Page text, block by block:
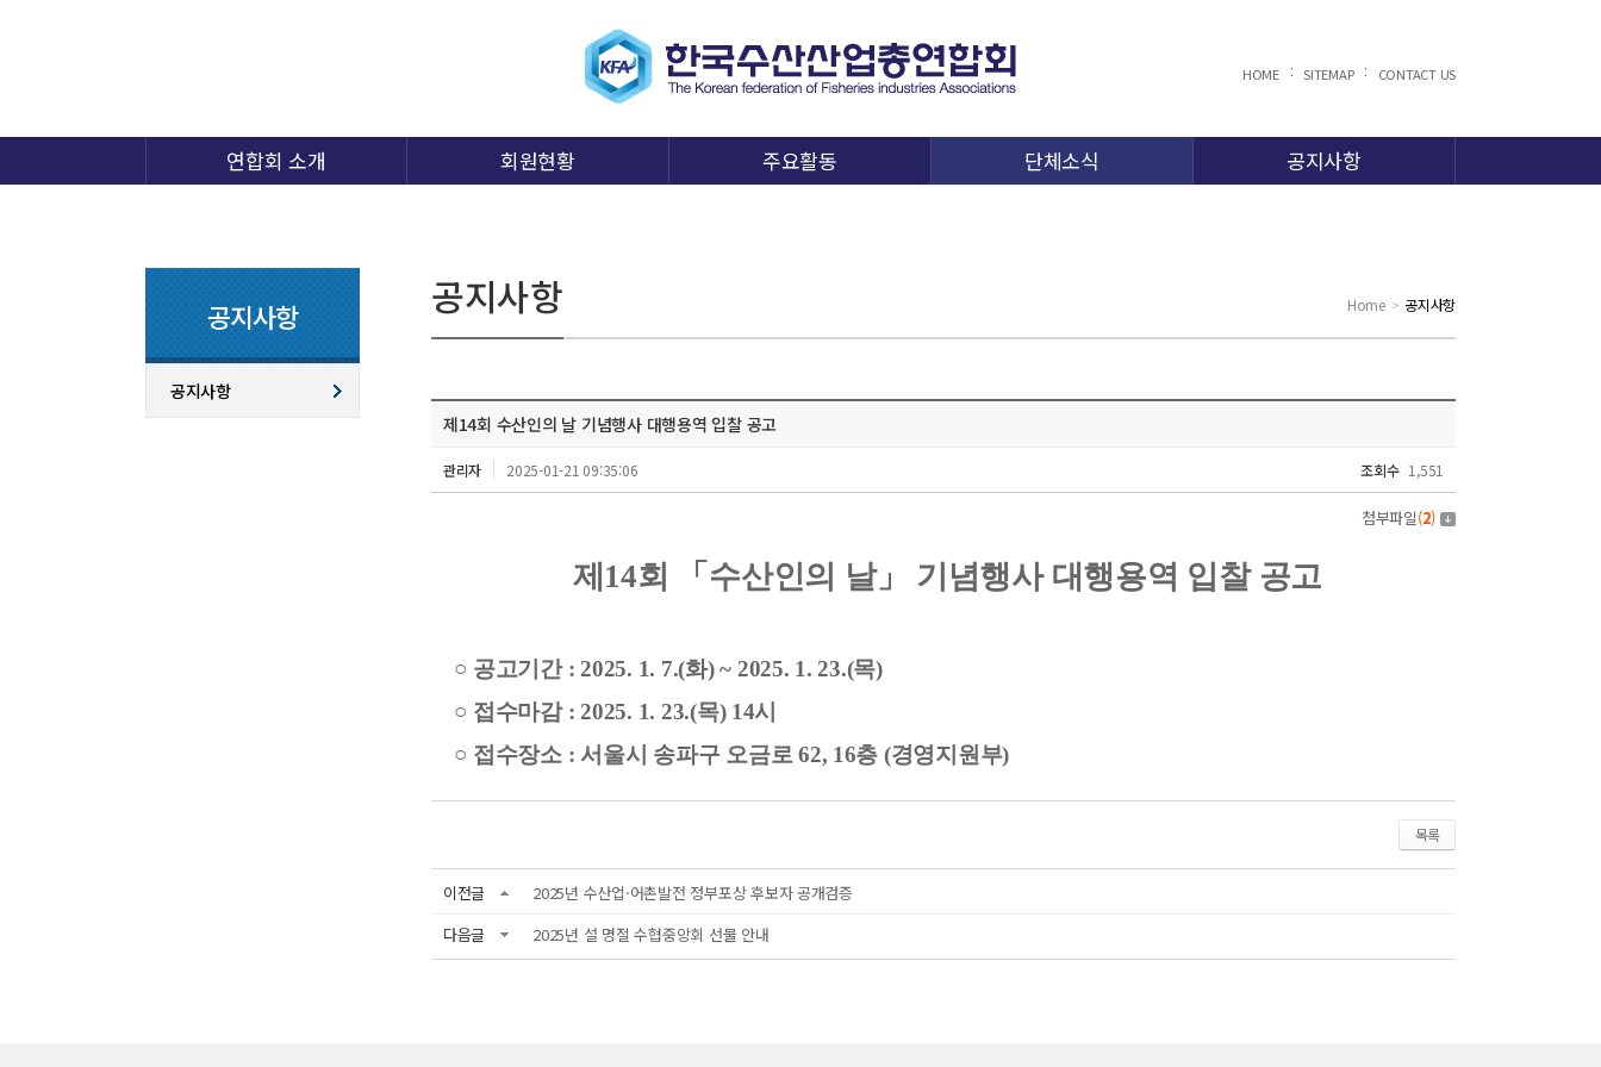
HOME : SITEMAP : CONTACT US
연합회 소개 회원현황 주요활동 단체소식 공지사항
공지사항
공지사항
공지사항 Home > 공지사항
제14회 수산인의 날 기념행사 대행용역 입찰 공고
관리자 2025-01-21 09:35:06 조회수 1,551
첨부파일(2)
제14회 「 수산인의 날」 기념행사 대행용역 입찰 공고
○ 공고기간 :2025. 1. 7.(화) ~ 2025. 1. 23.(목)
○ 접수마감 : 2025. 1. 23.(목) 14시
○ 접수장소 : 서울시 송파구 오금로 62, 16층 (경영지원부)
목록
이전글
2025년 수산업·어촌발전 정부포상 후보자 공개검증
다음글
2025년 설 명절 수협중앙회 선물 안내